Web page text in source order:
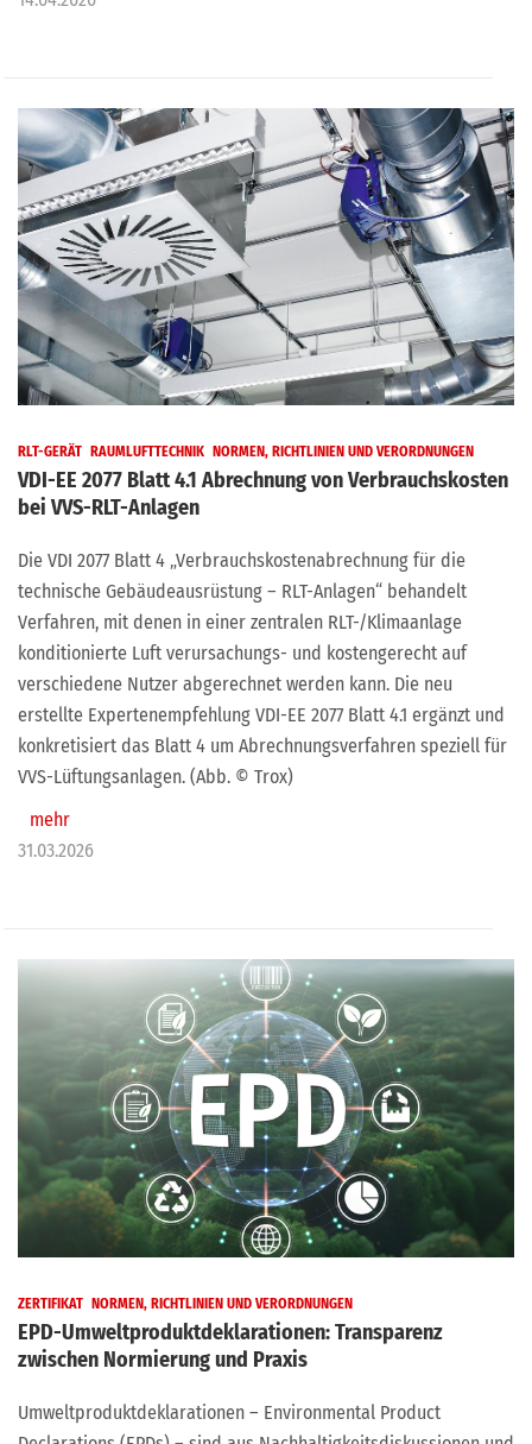
RLT-GERÄT RAUMLUFTTECHNIK NORMEN, RICHTLINIEN UND VERORDNUNGEN
VDI-EE 2077 Blatt 4.1 Abrechnung von Verbrauchskosten
bei VVS-RLT-Anlagen
Die VDI 2077 Blatt 4 „Verbrauchskostenabrechnung für die
technische Gebäudeausrüstung – RLT-Anlagen“ behandelt
Verfahren, mit denen in einer zentralen RLT-/Klimaanlage
konditionierte Luft verursachungs- und kostengerecht auf
verschiedene Nutzer abgerechnet werden kann. Die neu
erstellte Expertenempfehlung VDI-EE 2077 Blatt 4.1 ergänzt und
konkretisiert das Blatt 4 um Abrechnungsverfahren speziell für
VVS-Lüftungsanlagen. (Abb. © Trox)
mehr
31.03.2026
ZERTIFIKAT NORMEN, RICHTLINIEN UND VERORDNUNGEN
EPD-Umweltproduktdeklarationen: Transparenz
zwischen Normierung und Praxis
Umweltproduktdeklarationen – Environmental Product